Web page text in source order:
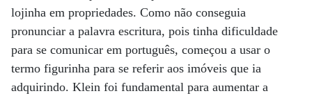
lojinha em propriedades. Como não conseguia
pronunciar a palavra escritura, pois tinha dificuldade
para se comunicar em português, começou a usar o
termo figurinha para se referir aos imóveis que ia
adquirindo. Klein foi fundamental para aumentar a